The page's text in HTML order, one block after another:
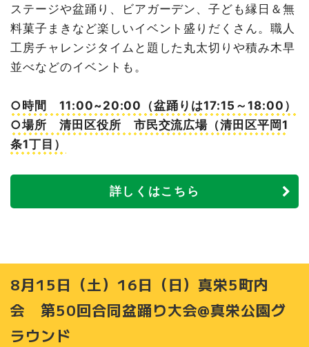
ステージや盆踊り、ビアガーデン、子ども縁日＆無
料菓子まきなど楽しいイベント盛りだくさん。職人
工房チャレンジタイムと題した丸太切りや積み木早
並べなどのイベントも。
○時間 11:00~20:00（盆踊りは17:15～18:00）
○場所 清田区役所 市民交流広場（清田区平岡1
条1丁目）
詳しくはこちら
8月15日（土）16日（日）真栄5町内
会 第50回合同盆踊り大会@真栄公園グ
ラウンド